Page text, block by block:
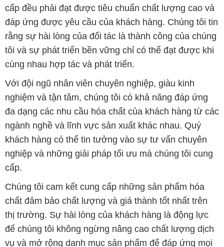
cấp đều phải đạt được tiêu chuẩn chất lượng cao và
đáp ứng được yêu cầu của khách hàng. Chúng tôi tin
rằng sự hài lòng của đối tác là thành công của chúng
tôi và sự phát triển bền vững chỉ có thể đạt được khi
cùng nhau hợp tác và phát triển.
Với đội ngũ nhân viên chuyên nghiệp, giàu kinh
nghiệm và tận tâm, chúng tôi có khả năng đáp ứng
đa dạng các nhu cầu hóa chất của khách hàng từ các
ngành nghề và lĩnh vực sản xuất khác nhau. Quý
khách hàng có thể tin tưởng vào sự tư vấn chuyên
nghiệp và những giải pháp tối ưu mà chúng tôi cung
cấp.
Chúng tôi cam kết cung cấp những sản phẩm hóa
chất đảm bảo chất lượng và giá thành tốt nhất trên
thị trường. Sự hài lòng của khách hàng là động lực
để chúng tôi không ngừng nâng cao chất lượng dịch
vụ và mở rộng danh mục sản phẩm để đáp ứng mọi